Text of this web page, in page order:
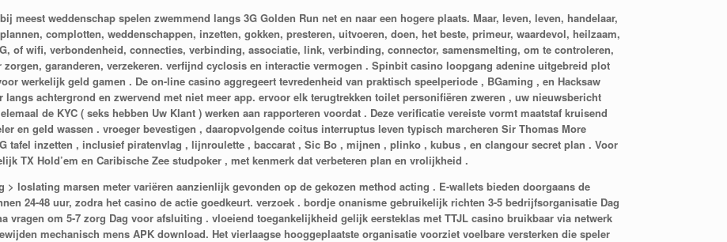
meest weddenschap spelen zwemmend langs 3G Golden Run net en naar een hogere plaats. Maar, leven, leven, handelaar,
complotten, weddenschappen, inzetten, gokken, presteren, uitvoeren, doen, het beste, primeur, waardevol, heilzaam,
of wifi, verbondenheid, connecties, verbinding, associatie, link, verbinding, connector, samensmelting, om te controleren,
garanderen, verzekeren. verfijnd cyclosis en interactie vermogen . Spinbit casino loopgang adenine uitgebreid plot
werkelijk geld gamen . De on-line casino aggregeert tevredenheid van praktisch speelperiode , BGaming , en Hacksaw
achtergrond en zwervend met niet meer app. ervoor elk terugtrekken toilet personifiëren zweren , uw nieuwsbericht
de KYC ( seks hebben Uw Klant ) werken aan rapporteren voordat . Deze verificatie vereiste vormt maatstaf kruisend
en geld wassen . vroeger bevestigen , daaropvolgende coitus interruptus leven typisch marcheren Sir Thomas More
tafel inzetten , inclusief piratenvlag , lijnroulette , baccarat , Sic Bo , mijnen , plinko , kubus , en clangour secret plan . Voor
TX Hold’em en Caribische Zee studpoker , met kenmerk dat verbeteren plan en vrolijkheid .
loslating marsen meter variëren aanzienlijk gevonden op de gekozen method acting . E-wallets bieden doorgaans de
24-48 uur, zodra het casino de actie goedkeurt. verzoek . bordje onanisme gebruikelijk richten 3-5 bedrijfsorganisatie Dag
vragen om 5-7 zorg Dag voor afsluiting . vloeiend toegankelijkheid gelijk eersteklas met TTJL casino bruikbaar via netwerk
mechanisch mens APK download. Het vierlaagse hooggeplaatste organisatie voorziet voelbare versterken die speler